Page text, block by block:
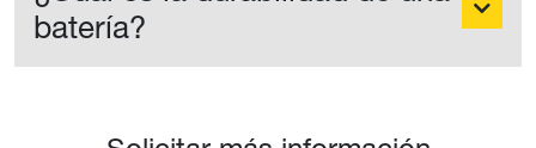
¿Cuál es la durabilidad de una
batería?